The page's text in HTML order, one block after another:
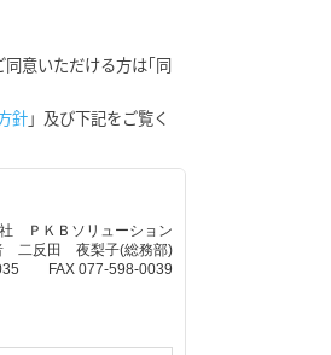
意いただける方は｢同
針」及び下記をご覧く